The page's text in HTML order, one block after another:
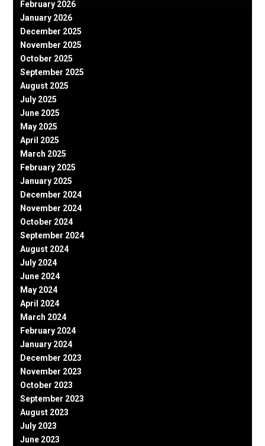
February 2026
January 2026
December 2025
November 2025
October 2025
September 2025
August 2025
July 2025
June 2025
May 2025
April 2025
March 2025
February 2025
January 2025
December 2024
November 2024
October 2024
September 2024
August 2024
July 2024
June 2024
May 2024
April 2024
March 2024
February 2024
January 2024
December 2023
November 2023
October 2023
September 2023
August 2023
July 2023
June 2023